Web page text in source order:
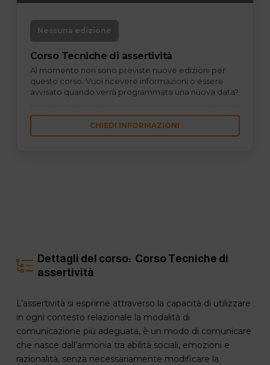
Nessuna edizione
Corso Tecniche di assertività
Al momento non sono previste nuove edizioni per
questo corso. Vuoi ricevere informazioni o essere
avvisato quando verrà programmata una nuova data?
CHIEDI INFORMAZIONI
Dettagli del corso: Corso Tecniche di
assertività
L’assertività si esprime attraverso la capacità di utilizzare
in ogni contesto relazionale la modalità di
comunicazione più adeguata, è un modo di comunicare
che nasce dall’armonia tra abilità sociali, emozioni e
razionalità, senza necessariamente modificare la